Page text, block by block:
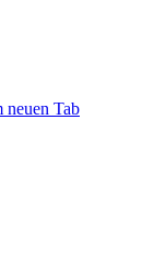
neuen Tab